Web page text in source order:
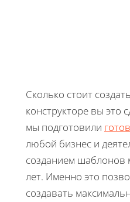
Сколько стоит
конструкторе вы это
мы подготовили
любой бизнес и
созданием шаблонов
лет. Именно это
создавать